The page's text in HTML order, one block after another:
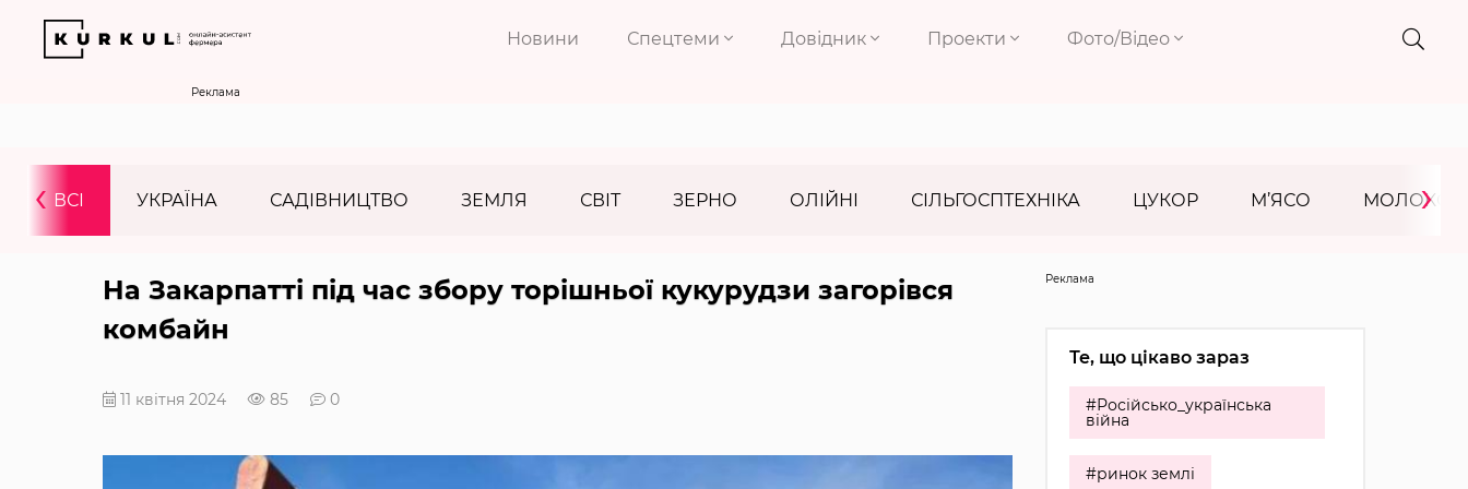
Новини Спецтеми Довідник Проекти Фото/Відео
Реклама
ВСІ УКРАЇНА САДІВНИЦТВО ЗЕМЛЯ СВІТ ЗЕРНО ОЛІЙНІ СІЛЬГОСПТЕХНІКА ЦУКОР М’ЯСО МОЛОКО
‹ ›
На Закарпатті під час збору торішньої кукурудзи загорівся
комбайн
11 квітня 2024 85 0
Реклама
Те, що цікаво зараз
#Російсько_українська
війна
#ринок землі